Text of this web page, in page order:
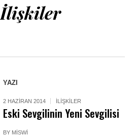
İlişkiler
YAZI
2 HAZIRAN 2014 İLIŞKILER
Eski Sevgilinin Yeni Sevgilisi
BY MISWI